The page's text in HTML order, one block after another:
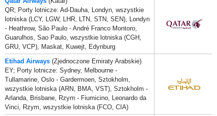
QR; Porty lotnicze: Ad-Dauha, Londyn, wszystkie
lotniska (LCY, LGW, LHR, LTN, STN, SEN), Londyn
- Heathrow, São Paulo - André Franco Montoro,
Guarulhos, Sao Paulo, wszystkie lotniska (CGH,
GRU, VCP), Maskat, Kuwejt, Edynburg
Etihad Airways (Zjednoczone Emiraty Arabskie)
EY; Porty lotnicze: Sydney, Melbourne -
Tullamarine, Oslo - Gardermoen, Sztokholm,
wszystkie lotniska (ARN, BMA, VST), Sztokholm -
Arlanda, Brisbane, Rzym - Fiumicino, Leonardo da
Vinci, Rzym, wszystkie lotniska (FCO, CIA)